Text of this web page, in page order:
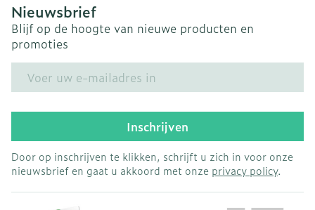
Nieuwsbrief
Blijf op de hoogte van nieuwe producten en
promoties
Inschrijven
Door op inschrijven te klikken, schrijft u zich in voor onze
nieuwsbrief en gaat u akkoord met onze privacy policy.